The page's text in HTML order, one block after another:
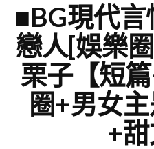
■BG現代言
戀人[娛樂
栗子【短
圈+男女
+甜